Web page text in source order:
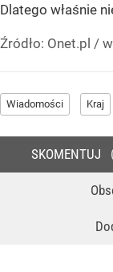
Dlatego właśnie
Źródło: Onet.pl /
Wiadomości Kraj
SKOMENTUJ